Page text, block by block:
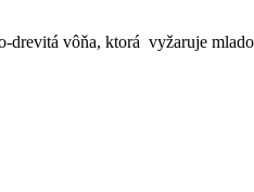
vôňa, ktorá vyžaruje